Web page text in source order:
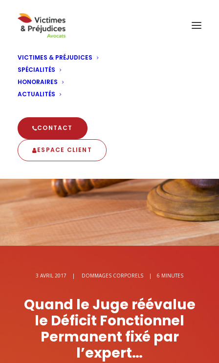
VICTIMES & PRÉJUDICES
SPÉCIALITÉS
HONORAIRES
ACTUALITÉS
CONTACT
ESPACE CLIENT
3 AVRIL 2017 | DOMMAGES CORPORELS | 6 MINUTES
Quand le Juge réévalue
le Déficit Fonctionnel
Permanent fixé par
l’expert…